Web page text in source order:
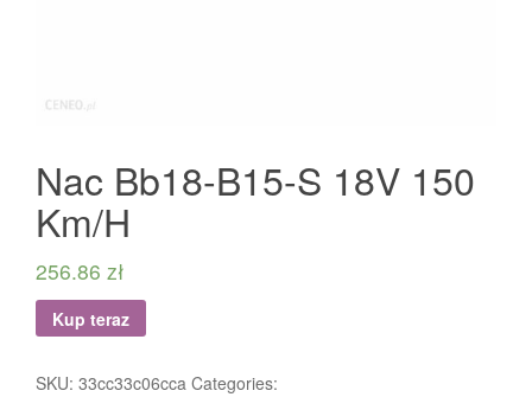
Nac Bb18-B15-S 18V 150
Km/H
256.86 zł
Kup teraz
SKU: 33cc33c06cca Categories: